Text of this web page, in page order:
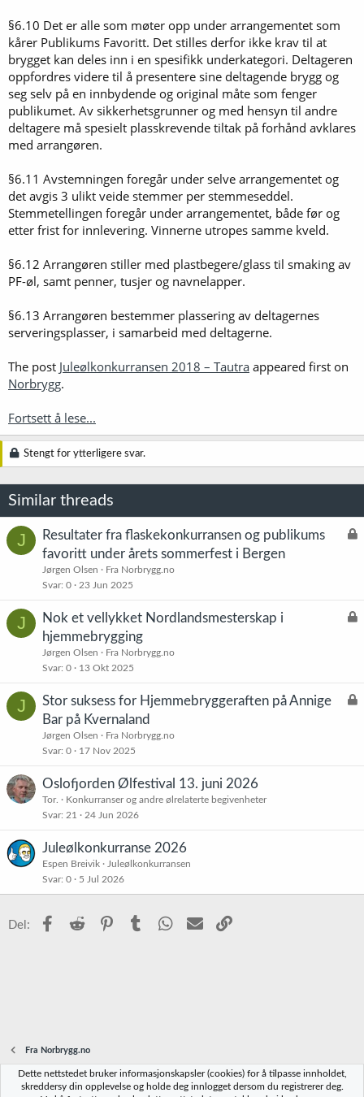
§6.10 Det er alle som møter opp under arrangementet som
kårer Publikums Favoritt. Det stilles derfor ikke krav til at
brygget kan deles inn i en spesifikk underkategori. Deltageren
oppfordres videre til å presentere sine deltagende brygg og
seg selv på en innbydende og original måte som fenger
publikumet. Av sikkerhetsgrunner og med hensyn til andre
deltagere må spesielt plasskrevende tiltak på forhånd avklares
med arrangøren.
§6.11 Avstemningen foregår under selve arrangementet og
det avgis 3 ulikt veide stemmer per stemmeseddel.
Stemmetellingen foregår under arrangementet, både før og
etter frist for innlevering. Vinnerne utropes samme kveld.
§6.12 Arrangøren stiller med plastbegere/glass til smaking av
PF-øl, samt penner, tusjer og navnelapper.
§6.13 Arrangøren bestemmer plassering av deltagernes
serveringsplasser, i samarbeid med deltagerne.
The post Juleølkonkurransen 2018 – Tautra appeared first on
Norbrygg.
Fortsett å lese...
Stengt for ytterligere svar.
Similar threads
J
L
Resultater fra flaskekonkurransen og publikums
favoritt under årets sommerfest i Bergen
Jørgen Olsen
Fra Norbrygg.no
Svar 0 23 Jun 2025
J
L
Nok et vellykket Nordlandsmesterskap i
hjemmebrygging
Jørgen Olsen
Fra Norbrygg.no
Svar 0 13 Okt 2025
J
L
Stor suksess for Hjemmebryggeraften på Annige
Bar på Kvernaland
Jørgen Olsen
Fra Norbrygg.no
Svar 0 17 Nov 2025
Oslofjorden Ølfestival 13. juni 2026
Tor.
Konkurranser og andre ølrelaterte begivenheter
Svar 21 24 Jun 2026
Juleølkonkurranse 2026
Espen Breivik
Juleølkonkurransen
Svar 0 5 Jul 2026
Del: Facebook
Reddit PinterestTumblr WhatsApp
E-post
Fra Norbrygg.no
Norbrygg-default
Dette nettstedet bruker informasjonskapsler (cookies) for å tilpasse innholdet,
skreddersy din opplevelse og holde deg innlogget dersom du registrerer deg.